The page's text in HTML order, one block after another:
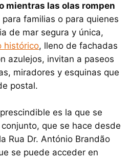
mientras las olas rompen
para familias o para quienes
de mar segura y única,
histórico, lleno de fachadas
azulejos, invitan a paseos
miradores y esquinas que
postal.
es la que se
que se hace desde
Rua Dr. António Brandão
se puede acceder en